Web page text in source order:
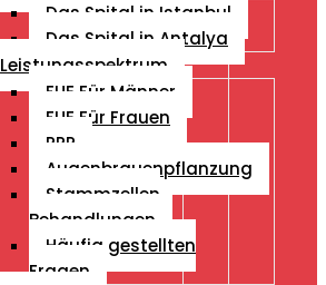
Das Spital in Istanbul
Das Spital in Antalya
Leistungsspektrum
FUE Für Männer
FUE Für Frauen
PRP
Augenbrauenpflanzung
Stammzellen
Behandlungen
Häufig gestellten
Fragen